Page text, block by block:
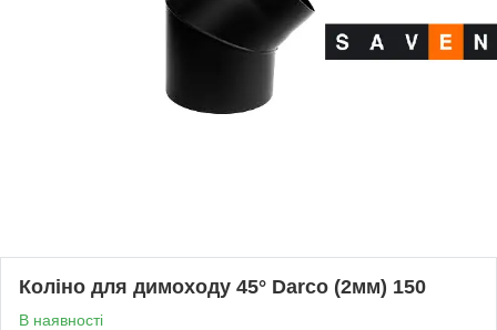
Коліно для димоходу 45° Darco (2мм) 150
В наявності